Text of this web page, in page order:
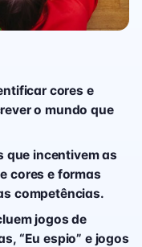
cores e
o mundo que
que incentivem as
cores e formas
competências.
jogos de
“Eu espio” e jogos